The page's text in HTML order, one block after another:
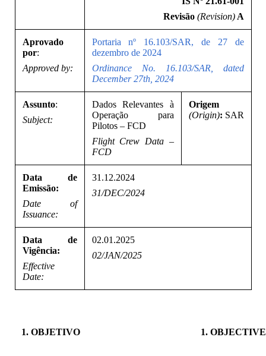
Revisão (Revision)A
Aprovado
por:
Approved by:
Portaria nº 16.103/SAR, de 27 de
dezembro de 2024
Ordinance No. 16.103/SAR, dated
December 27th, 2024
Assunto:
Subject:
Dados Relevantes à
Operação para
Pilotos – FCD
Flight Crew Data –
FCD
Origem
(Origin): SAR
Data de
Emissão:
Date of
Issuance:
31.12.2024
31/DEC/2024
Data de
Vigência:
Effective
Date:
02.01.2025
02/JAN/2025
1. OBJETIVO 1. OBJECTIVE